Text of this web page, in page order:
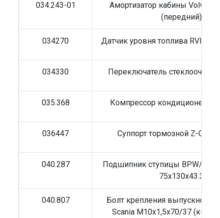
034.243-01
Амортизатор кабины Volvo
(передний)
034270 Датчик уровня топлива RVI/
034330 Переключатель
035.368 Компрессор кондиционера
036447 Суппорт тормозной Z-CAM
040.287
Подшипник ступицы BPW/
75x130x43.3
040.807
Болт крепления выпускного
Scania M10x1,5x70/37 (к-кт с